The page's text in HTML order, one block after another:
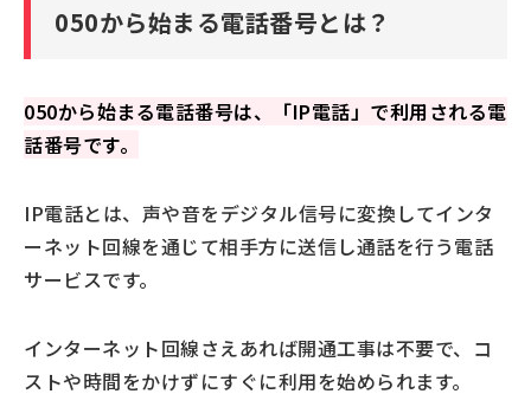
詐欺などに悪用されることもあるため
迷惑電話の被害を防ぐ対策
発信元を確認する
詐欺電話対策アプリを導入する
050から始まる電話番号は発信元を確認しましょう
050から始まる電話番号とは？
050から始まる電話番号は、「IP電話」で利用される電
話番号です。
IP電話とは、声や音をデジタル信号に変換してインタ
ーネット回線を通じて相手方に送信し通話を行う電話
サービスです。
インターネット回線さえあれば開通工事は不要で、コ
ストや時間をかけずにすぐに利用を始められます。